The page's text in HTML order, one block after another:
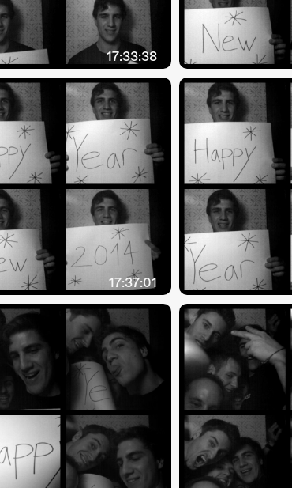
17:33:38
17:37:01